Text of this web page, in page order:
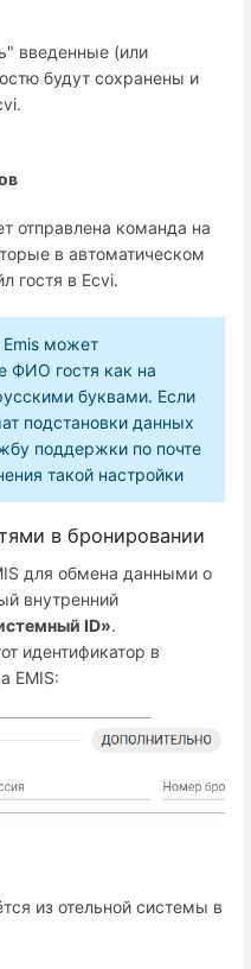
введенные (или
будут сохранены и
отправлена команда на
в автоматическом
гостя в Ecvi.
может
ФИО гостя как на
буквами. Если
подстановки данных
поддержки по почте
такой настройки
в бронировании
для обмена данными о
внутренний
ID».
идентификатор в
EMIS:
из отельной системы в